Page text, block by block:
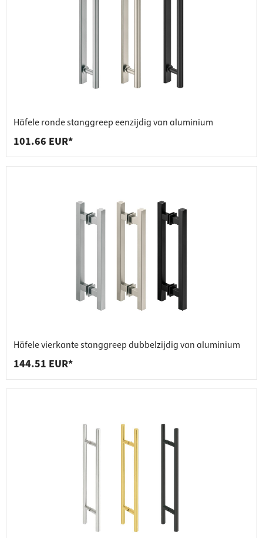
Häfele ronde stanggreep eenzijdig van aluminium
101.66 EUR*
Häfele vierkante stanggreep dubbelzijdig van aluminium
144.51 EUR*